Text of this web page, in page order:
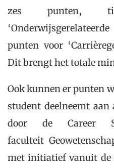
zes punten,
punten voor
Dit brengt het totale
Ook kunnen er punten
student deelneemt
door de Career
faculteit
met initiatief vanuit de